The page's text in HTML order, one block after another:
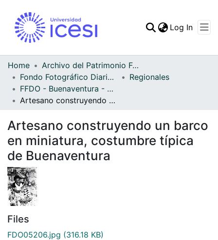
Statistics
Log In
Home
Archivo del Patrimonio Fotográfico y Fílmico del Valle del Cauca
Fondo Fotográfico Diario Occidente
Regionales
FFDO - Buenaventura - Patrimonial
Artesano construyendo un barco en miniatura, costumbre típica de Buenaventura
Artesano construyendo un barco
en miniatura, costumbre típica
de Buenaventura
Files
FDO05206.jpg (316.18 KB)